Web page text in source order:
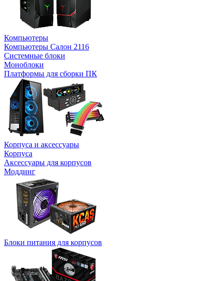
Компьютеры
Компьютеры Салон 2116
Системные блоки
Моноблоки
Платформы для сборки ПК
Корпуса и аксессуары
Корпуса
Аксессуары для корпусов
Моддинг
Блоки питания для корпусов